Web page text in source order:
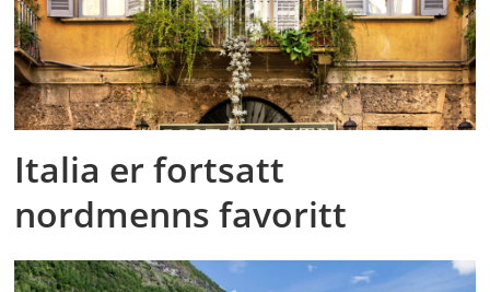
Italia er fortsatt
nordmenns favoritt